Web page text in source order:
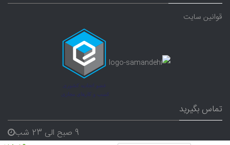
قوانین سایت
تماس بگیرید
9 صبح الی 23 شب